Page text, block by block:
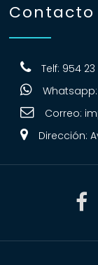
Contacto
Telf: 954
Whatsapp:
Correo:
Dirección: